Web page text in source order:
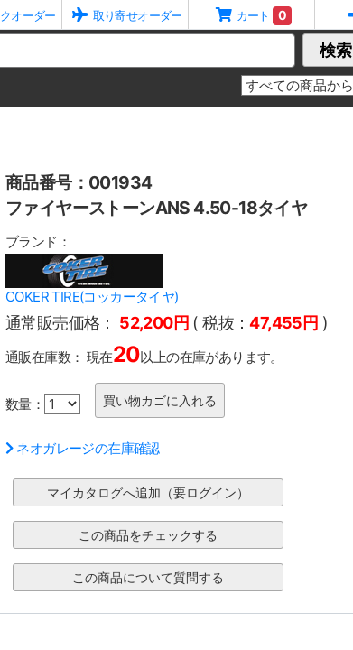
オーダー 取り寄せオーダー カート 0
検索
商品番号：001934
ファイヤーストーンANS 4.50-18タイヤ
ブランド：
COKER TIRE(コッカータイヤ)
通常販売価格： 52,200円 ( 税抜：47,455円 )
通販在庫数： 現在20以上の在庫があります。
数量：
ネオガレージの在庫確認